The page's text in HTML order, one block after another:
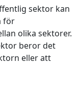
sektor kan
för
olika sektorer.
beror det
eller att